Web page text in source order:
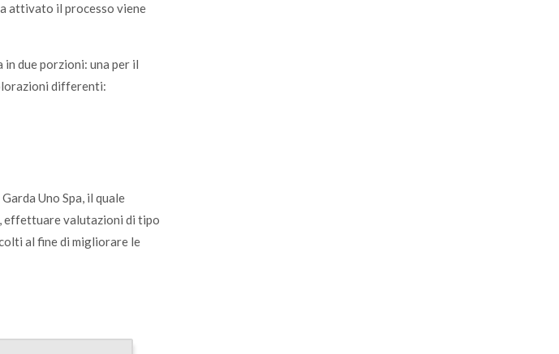
attivato il processo viene
due porzioni: una per il
differenti:
Uno Spa, il quale
effettuare valutazioni di tipo
al fine di migliorare le